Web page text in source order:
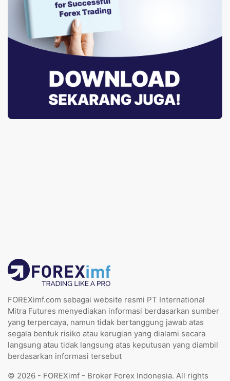
FOREXimf.com sebagai website resmi PT International
Mitra Futures menyediakan informasi berdasarkan sumber
yang terpercaya, namun tidak bertanggung jawab atas
segala bentuk risiko atau kerugian yang dialami secara
langsung atau tidak langsung atas keputusan yang diambil
berdasarkan informasi tersebut
© 2026 - FOREXimf - Broker Forex Indonesia. All rights